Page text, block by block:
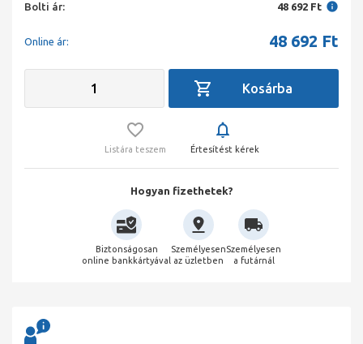
Bolti ár: 48 692 Ft
Online ár: 48 692 Ft
Listára teszem Értesítést kérek
Hogyan fizethetek?
Biztonságosan
online bankkártyával
Személyesen
az üzletben
Személyesen
a futárnál